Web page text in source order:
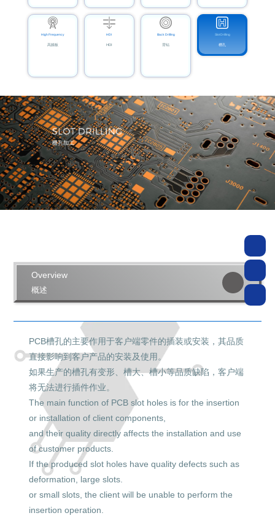
High Frequency
高频板
HDI
HDI
Back Drilling
背钻
Slot Drilling
槽孔
Overview
概述
PCB槽孔的主要作用于客户端零件的插装或安装，其品质
直接影响到客户产品的安装及使用。
如果生产的槽孔有变形、槽大、槽小等品质缺陷，客户端
将无法进行插件作业。
The main function of PCB slot holes is for the insertion
or installation of client components,
and their quality directly affects the installation and use
of customer products.
If the produced slot holes have quality defects such as
deformation, large slots.
or small slots, the client will be unable to perform the
insertion operation.